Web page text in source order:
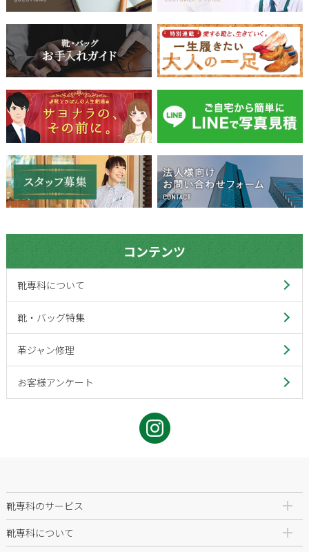
コンテンツ
靴専科について
靴・バッグ特集
革ジャン修理
お客様アンケート
靴専科のサービス
靴専科について